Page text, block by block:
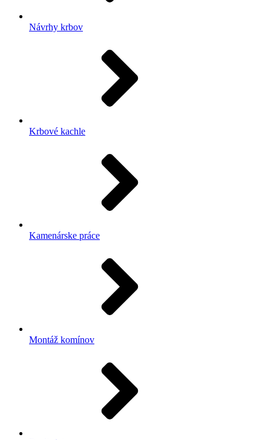
Návrhy krbov
Krbové kachle
Kamenárske práce
Montáž komínov